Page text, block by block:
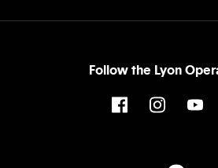
Follow the Lyon